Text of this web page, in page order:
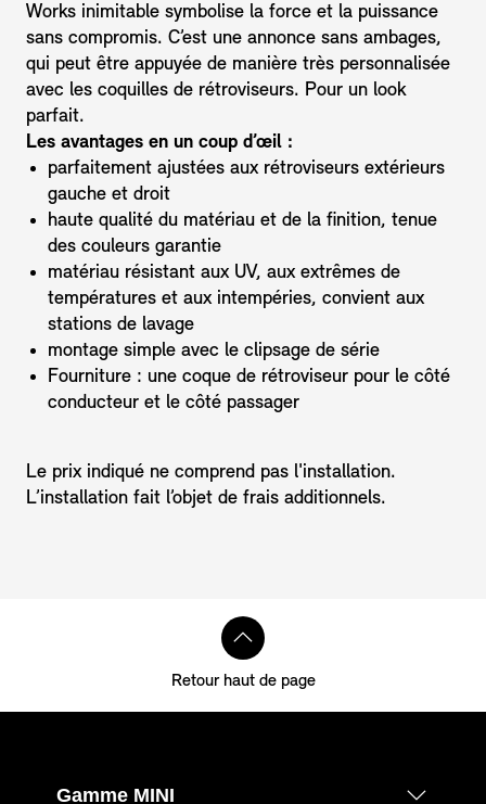
Works inimitable symbolise la force et la puissance
sans compromis. C’est une annonce sans ambages,
qui peut être appuyée de manière très personnalisée
avec les coquilles de rétroviseurs. Pour un look
parfait.
Les avantages en un coup d’œil :
parfaitement ajustées aux rétroviseurs extérieurs
gauche et droit
haute qualité du matériau et de la finition, tenue
des couleurs garantie
matériau résistant aux UV, aux extrêmes de
températures et aux intempéries, convient aux
stations de lavage
montage simple avec le clipsage de série
Fourniture : une coque de rétroviseur pour le côté
conducteur et le côté passager
Le prix indiqué ne comprend pas l'installation.
L’installation fait l’objet de frais additionnels.